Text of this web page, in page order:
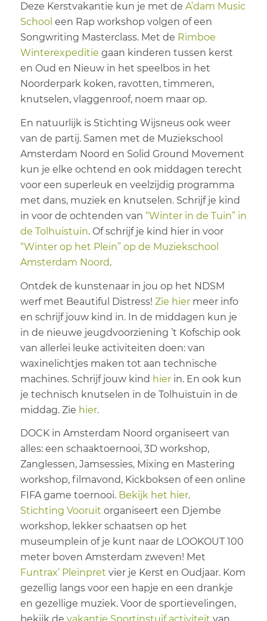
Deze Kerstvakantie kun je met de A’dam Music
School een Rap workshop volgen of een
Songwriting Masterclass. Met de Rimboe
Winterexpeditie gaan kinderen tussen kerst
en Oud en Nieuw in het speelbos in het
Noorderpark koken, ravotten, timmeren,
knutselen, vlaggenroof, noem maar op.
En natuurlijk is Stichting Wijsneus ook weer
van de partij. Samen met de Muziekschool
Amsterdam Noord en Solid Ground Movement
kun je elke ochtend en ook middagen terecht
voor een superleuk en veelzijdig programma
met dans, muziek en knutselen. Schrijf je kind
in voor de ochtenden van “Winter in de Tuin” in
de Tolhuistuin. Of schrijf je kind hier in voor
“Winter op het Plein” op de Muziekschool
Amsterdam Noord.
Ontdek de kunstenaar in jou op het NDSM
werf met Beautiful Distress! Zie hiermeer info
en schrijf jouw kind in. In de middagen kun je
in de nieuwe jeugdvoorziening ’t Kofschip ook
van allerlei leuke activiteiten doen: van
waxinelichtjes maken tot aan technische
machines. Schrijf jouw kind hierin. En ook kun
je technisch knutselen in de Tolhuistuin in de
middag. Zie hier.
DOCK in Amsterdam Noord organiseert van
alles: een schaaktoernooi, 3D workshop,
Zanglessen, Jamsessies, Mixing en Mastering
workshop, filmavond, Kickboksen of een online
FIFA game toernooi. Bekijk het hier.
Stichting Vooruit organiseert een Djembe
workshop, lekker schaatsen op het
museumplein of je kunt naar de LOOKOUT 100
meter boven Amsterdam zweven! Met
Funtrax’ Pleinpret vier je Kerst en Oudjaar. Kom
gezellig langs voor een hapje en een drankje
en gezellige muziek. Voor de sportievelingen,